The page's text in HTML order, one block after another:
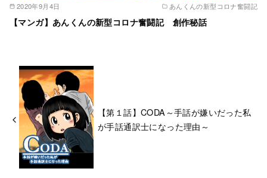
2020年9月4日 あんくんの新型コロナ奮闘記
【マンガ】あんくんの新型コロナ奮闘記 創作秘話
【第１話】CODA～手話が嫌いだった私
が手話通訳士になった理由～